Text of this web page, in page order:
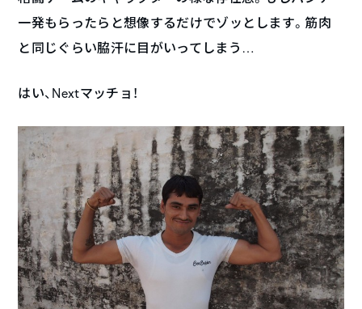
一発もらったらと想像するだけでゾッとします。筋肉
と同じぐらい脇汗に目がいってしまう…
はい、Nextマッチョ！